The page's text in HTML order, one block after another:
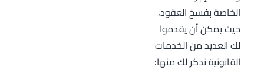
الخاصة بفسخ العقود،
حيث يمكن أن يقدموا
لك العديد من الخدمات
القانونية نذكر لك منها: